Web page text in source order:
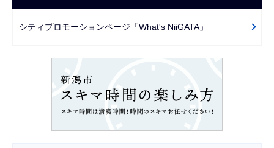
で
ーシティプロモーションページ「What's NiiGATA」